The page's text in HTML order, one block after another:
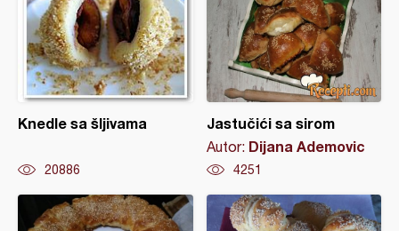
Knedle sa šljivama
20886
Jastučići sa sirom
Autor: Dijana Ademovic
4251